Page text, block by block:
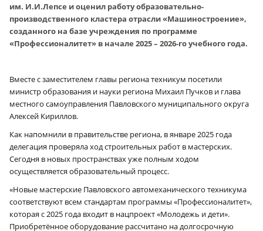
им. И.И.Лепсе и оценил работу образовательно-
производственного кластера отрасли «Машиностроение»,
созданного на базе учреждения по программе
«Профессионалитет» в начале 2025 – 2026-го учебного года.
Вместе с заместителем главы региона техникум посетили
министр образования и науки региона Михаил Пучков и глава
местного самоуправления Павловского муниципального округа
Алексей Кириллов.
Как напомнили в правительстве региона, в январе 2025 года
делегация проверяла ход строительных работ в мастерских.
Сегодня в новых пространствах уже полным ходом
осуществляется образовательный процесс.
«Новые мастерские Павловского автомеханического техникума
соответствуют всем стандартам программы «Профессионалитет»,
которая с 2025 года входит в нацпроект «Молодежь и дети».
Приобретённое оборудование рассчитано на долгосрочную